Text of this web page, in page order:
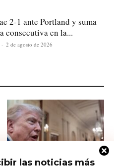
las noticias más
2-1 ante Portland y suma
consecutiva en la...
- 2 de agosto de 2026